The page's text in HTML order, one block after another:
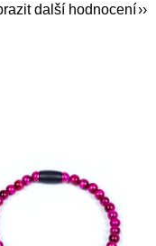
další hodnocení